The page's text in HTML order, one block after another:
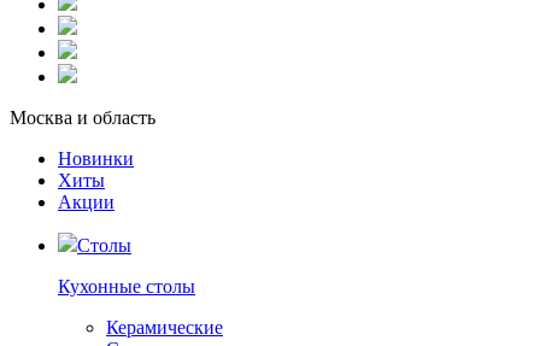
Москва и область
Новинки
Хиты
Акции
Столы
Кухонные столы
Керамические